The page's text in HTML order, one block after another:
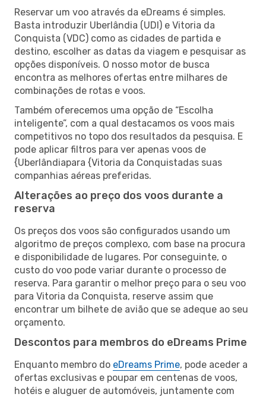
Reservar um voo através da eDreams é simples.
Basta introduzir Uberlândia (UDI) e Vitoria da
Conquista (VDC) como as cidades de partida e
destino, escolher as datas da viagem e pesquisar as
opções disponíveis. O nosso motor de busca
encontra as melhores ofertas entre milhares de
combinações de rotas e voos.
Também oferecemos uma opção de “Escolha
inteligente”, com a qual destacamos os voos mais
competitivos no topo dos resultados da pesquisa. E
pode aplicar filtros para ver apenas voos de
{Uberlândiapara {Vitoria da Conquistadas suas
companhias aéreas preferidas.
Alterações ao preço dos voos durante a
reserva
Os preços dos voos são configurados usando um
algoritmo de preços complexo, com base na procura
e disponibilidade de lugares. Por conseguinte, o
custo do voo pode variar durante o processo de
reserva. Para garantir o melhor preço para o seu voo
para Vitoria da Conquista, reserve assim que
encontrar um bilhete de avião que se adeque ao seu
orçamento.
Descontos para membros do eDreams Prime
Enquanto membro do eDreams Prime, pode aceder a
ofertas exclusivas e poupar em centenas de voos,
hotéis e aluguer de automóveis, juntamente com